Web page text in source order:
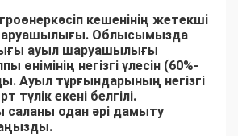
кешенінің жетекші
Облысымызда
ауыл шаруашылығы
өнімінің негізгі үлесін (60%-
Ауыл тұрғындарының негізгі
түлік екені белгілі.
одан әрі дамыту